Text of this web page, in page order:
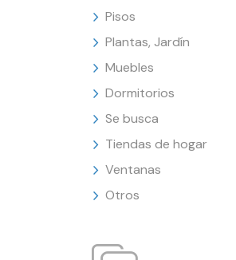
Pisos
Plantas, Jardín
Muebles
Dormitorios
Se busca
Tiendas de hogar
Ventanas
Otros